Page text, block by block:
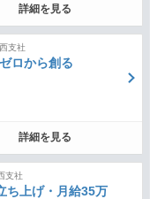
詳細を見る
支社
ロから創る
詳細を見る
支社
ち上げ・月給35万